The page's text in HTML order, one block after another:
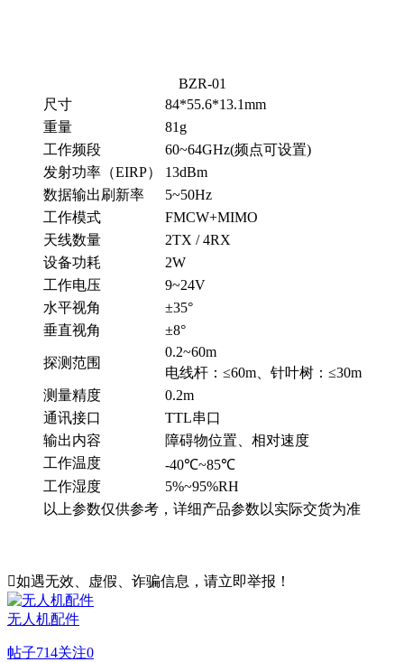
BZR-01
尺寸
84*55.6*13.1mm
重量
81g
工作频段
60~64GHz(频点可设置)
发射功率（EIRP）
13dBm
数据输出刷新率
5~50Hz
工作模式
FMCW+MIMO
天线数量
2TX / 4RX
设备功耗
2W
工作电压
9~24V
水平视角
±35°
垂直视角
±8°
探测范围
0.2~60m
电线杆： ≤60m、针叶树：≤30m
测量精度
0.2m
通讯接口
TTL串口
输出内容
障碍物位置、相对速度
工作温度
-40℃~85℃
工作湿度
5%~95%RH
以上参数仅供参考，详细产品参数以实际交货为准
如遇无效、虚假、诈骗信息，请立即举报！
无人机配件
帖子714关注0